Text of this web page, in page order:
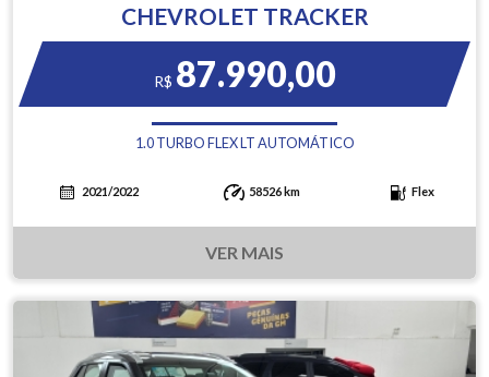
CHEVROLET TRACKER
R$ 87.990,00
1.0 TURBO FLEX LT AUTOMÁTICO
2021/2022 58526 km Flex
VER MAIS